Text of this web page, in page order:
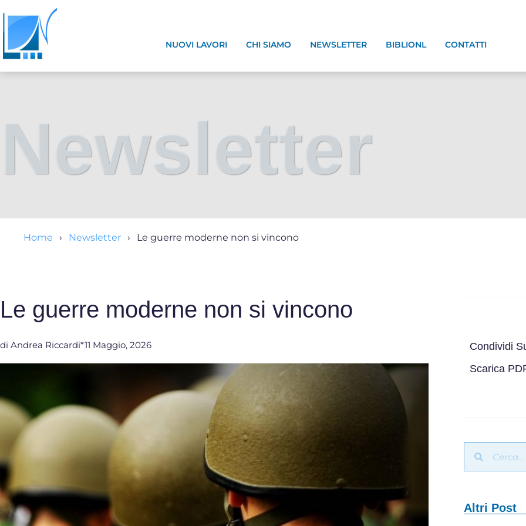
NUOVI LAVORI CHI SIAMO NEWSLETTER BIBLIONL CONTATTI
Newsletter
Home Newsletter Le guerre moderne non si vincono
Le guerre moderne non si vincono
di Andrea Riccardi*11 Maggio, 2026
Condividi
Scarica
Altri Post